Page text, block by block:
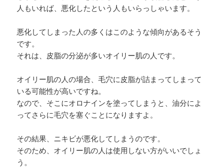
人もいれば、悪化したという人もいらっしゃいます。
悪化してしまった人の多くはこのような傾向があるそう
です。
それは、皮脂の分泌が多いオイリー肌の人です。
オイリー肌の人の場合、毛穴に皮脂が詰まってしまって
いる可能性が高いですね。
なので、そこにオロナインを塗ってしまうと、油分によ
ってさらに毛穴を塞ぐことになりますよ。
その結果、ニキビが悪化してしまうのです。
そのため、オイリー肌の人は使用しない方がいいでしょ
う。